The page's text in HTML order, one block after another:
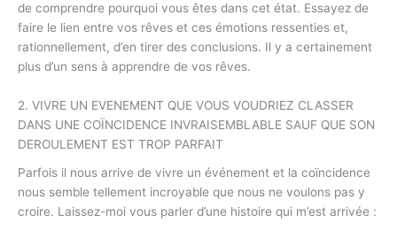
de comprendre pourquoi vous êtes dans cet état. Essayez de
faire le lien entre vos rêves et ces émotions ressenties et,
rationnellement, d’en tirer des conclusions. Il y a certainement
plus d’un sens à apprendre de vos rêves.
2. VIVRE UN EVENEMENT QUE VOUS VOUDRIEZ CLASSER
DANS UNE COÏNCIDENCE INVRAISEMBLABLE SAUF QUE SON
DEROULEMENT EST TROP PARFAIT
Parfois il nous arrive de vivre un événement et la coïncidence
nous semble tellement incroyable que nous ne voulons pas y
croire. Laissez-moi vous parler d’une histoire qui m’est arrivée :